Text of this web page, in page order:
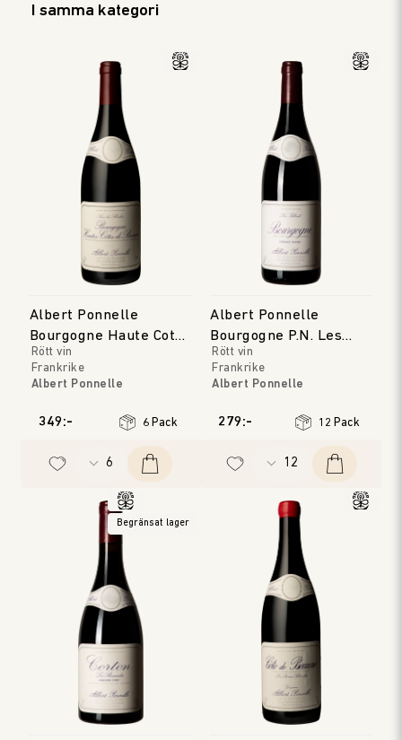
I samma kategori
Albert Ponnelle
Bourgogne Haute Cote
de Beaune
Rött vin
Frankrike
Albert Ponnelle
349:- 6 Pack
Albert Ponnelle
Bourgogne P.N. Les
Tilleuls
Rött vin
Frankrike
Albert Ponnelle
279:- 12 Pack
Begränsat lager